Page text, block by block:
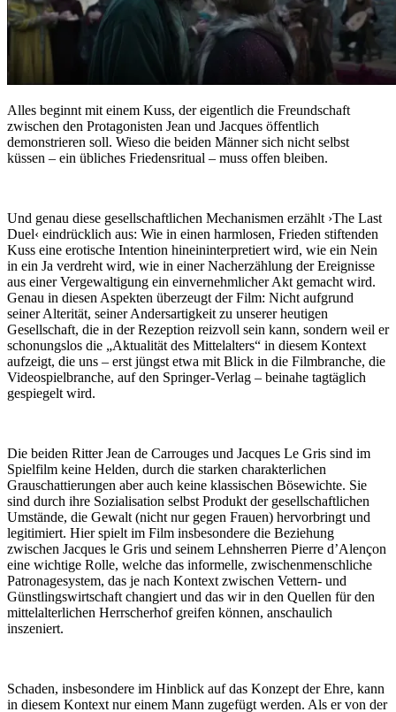
Alles beginnt mit einem Kuss, der eigentlich die Freundschaft
zwischen den Protagonisten Jean und Jacques öffentlich
demonstrieren soll. Wieso die beiden Männer sich nicht selbst
küssen – ein übliches Friedensritual – muss offen bleiben.
Und genau diese gesellschaftlichen Mechanismen erzählt ›The Last
Duel‹ eindrücklich aus: Wie in einen harmlosen, Frieden stiftenden
Kuss eine erotische Intention hineininterpretiert wird, wie ein Nein
in ein Ja verdreht wird, wie in einer Nacherzählung der Ereignisse
aus einer Vergewaltigung ein einvernehmlicher Akt gemacht wird.
Genau in diesen Aspekten überzeugt der Film: Nicht aufgrund
seiner Alterität, seiner Andersartigkeit zu unserer heutigen
Gesellschaft, die in der Rezeption reizvoll sein kann, sondern weil er
schonungslos die „Aktualität des Mittelalters“ in diesem Kontext
aufzeigt, die uns – erst jüngst etwa mit Blick in die Filmbranche, die
Videospielbranche, auf den Springer-Verlag – beinahe tagtäglich
gespiegelt wird.
Die beiden Ritter Jean de Carrouges und Jacques Le Gris sind im
Spielfilm keine Helden, durch die starken charakterlichen
Grauschattierungen aber auch keine klassischen Bösewichte. Sie
sind durch ihre Sozialisation selbst Produkt der gesellschaftlichen
Umstände, die Gewalt (nicht nur gegen Frauen) hervorbringt und
legitimiert. Hier spielt im Film insbesondere die Beziehung
zwischen Jacques le Gris und seinem Lehnsherren Pierre d’Alençon
eine wichtige Rolle, welche das informelle, zwischenmenschliche
Patronagesystem, das je nach Kontext zwischen Vettern- und
Günstlingswirtschaft changiert und das wir in den Quellen für den
mittelalterlichen Herrscherhof greifen können, anschaulich
inszeniert.
Schaden, insbesondere im Hinblick auf das Konzept der Ehre, kann
in diesem Kontext nur einem Mann zugefügt werden. Als er von der